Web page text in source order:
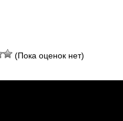
(Пока оценок нет)